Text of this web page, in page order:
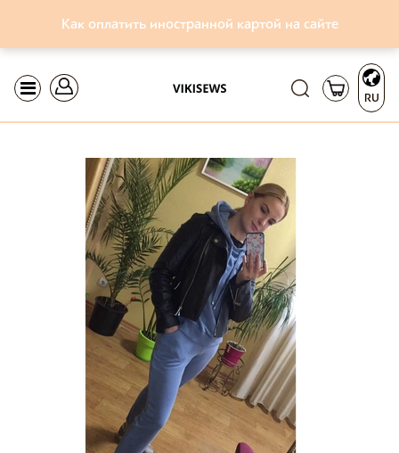
Как оплатить иностранной картой на сайте
RU